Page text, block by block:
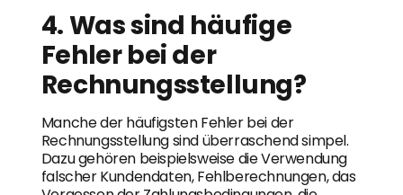
4. Was sind häufige
Fehler bei der
Rechnungsstellung?
Manche der häufigsten Fehler bei der
Rechnungsstellung sind überraschend simpel.
Dazu gehören beispielsweise die Verwendung
falscher Kundendaten, Fehlberechnungen, das